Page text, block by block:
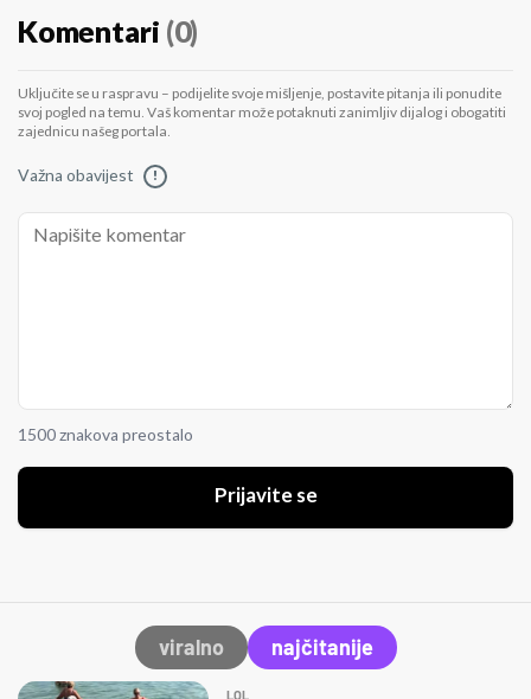
Komentari (0)
Uključite se u raspravu – podijelite svoje mišljenje, postavite pitanja ili ponudite
svoj pogled na temu. Vaš komentar može potaknuti zanimljiv dijalog i obogatiti
zajednicu našeg portala.
Važna obavijest !
1500 znakova preostalo
Prijavite se
viralno najčitanije
LOL